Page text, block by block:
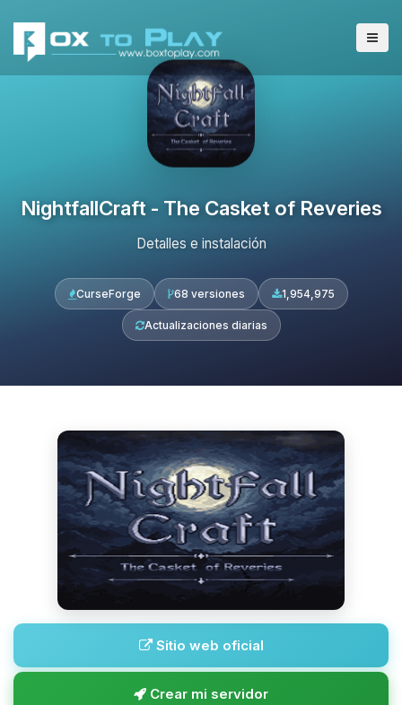
NightfallCraft - The Casket of Reveries
Detalles e instalación
CurseForge 68 versiones 1,954,975
Actualizaciones diarias
Sitio web oficial
Crear mi servidor